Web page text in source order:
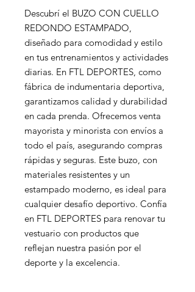
Descubrí el BUZO CON CUELLO
REDONDO ESTAMPADO,
diseñado para comodidad y estilo
en tus entrenamientos y actividades
diarias. En FTL DEPORTES, como
fábrica de indumentaria deportiva,
garantizamos calidad y durabilidad
en cada prenda. Ofrecemos venta
mayorista y minorista con envíos a
todo el país, asegurando compras
rápidas y seguras. Este buzo, con
materiales resistentes y un
estampado moderno, es ideal para
cualquier desafío deportivo. Confía
en FTL DEPORTES para renovar tu
vestuario con productos que
reflejan nuestra pasión por el
deporte y la excelencia.